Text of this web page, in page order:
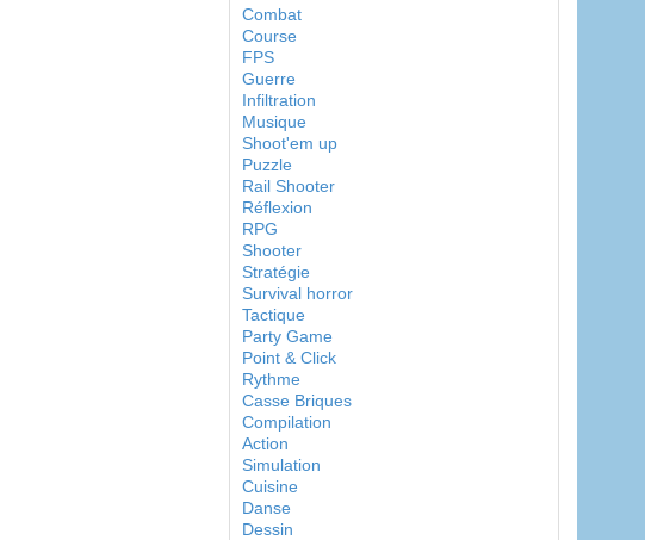
Combat
Course
FPS
Guerre
Infiltration
Musique
Shoot'em up
Puzzle
Rail Shooter
Réflexion
RPG
Shooter
Stratégie
Survival horror
Tactique
Party Game
Point & Click
Rythme
Casse Briques
Compilation
Action
Simulation
Cuisine
Danse
Dessin